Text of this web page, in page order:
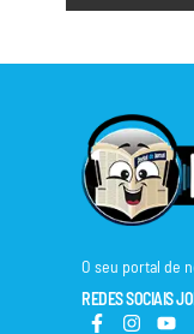
O seu portal de
REDES SOCIAIS